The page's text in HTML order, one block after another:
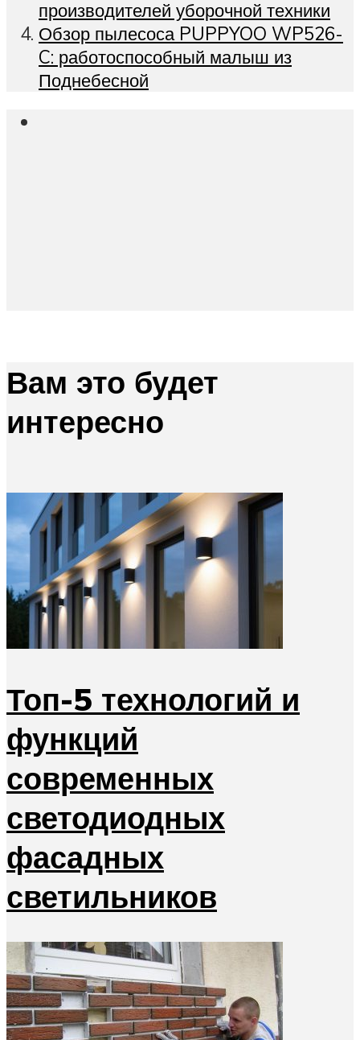
производителей уборочной техники
Обзор пылесоса PUPPYOO WP526-
C: работоспособный малыш из
Поднебесной
Вам это будет
интересно
Топ-5 технологий и
функций
современных
светодиодных
фасадных
светильников